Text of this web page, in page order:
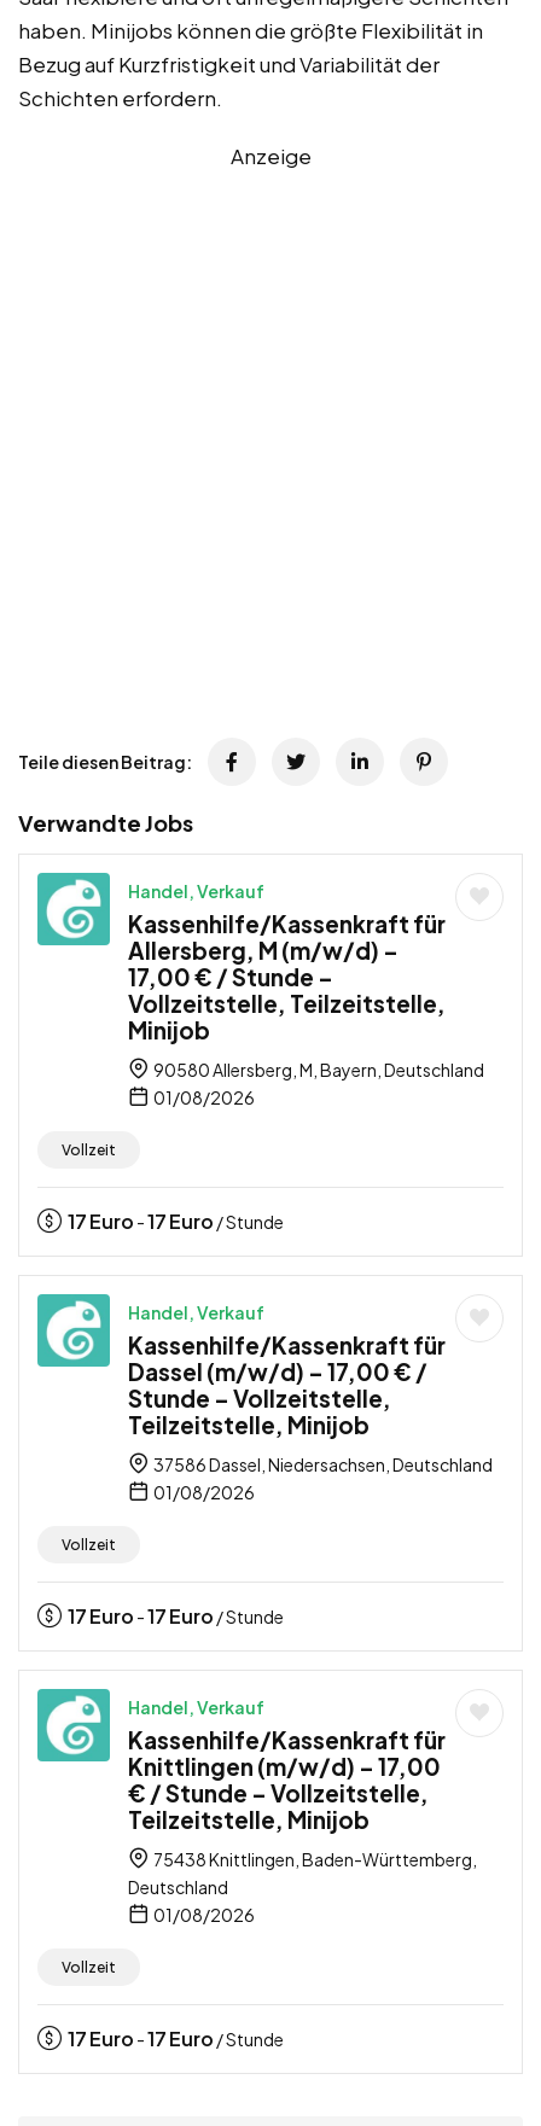
haben. Minijobs können die größte Flexibilität in
Bezug auf Kurzfristigkeit und Variabilität der
Schichten erfordern.
Anzeige
Teile diesen Beitrag:
Verwandte Jobs
Handel, Verkauf
Kassenhilfe/Kassenkraft für
Allersberg, M (m/w/d) –
17,00 € / Stunde –
Vollzeitstelle, Teilzeitstelle,
Minijob
90580 Allersberg, M, Bayern, Deutschland
01/08/2026
Vollzeit
17Euro -17Euro / Stunde
Handel, Verkauf
Kassenhilfe/Kassenkraft für
Dassel (m/w/d) – 17,00 € /
Stunde – Vollzeitstelle,
Teilzeitstelle, Minijob
37586 Dassel, Niedersachsen, Deutschland
01/08/2026
Vollzeit
17Euro -17Euro / Stunde
Handel, Verkauf
Kassenhilfe/Kassenkraft für
Knittlingen (m/w/d) – 17,00
€ / Stunde – Vollzeitstelle,
Teilzeitstelle, Minijob
75438 Knittlingen, Baden-Württemberg,
Deutschland
01/08/2026
Vollzeit
17Euro -17Euro / Stunde